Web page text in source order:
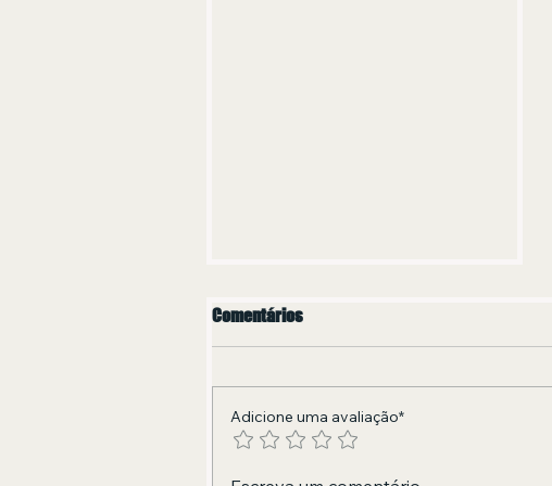
Comentários
Adicione uma avaliação*